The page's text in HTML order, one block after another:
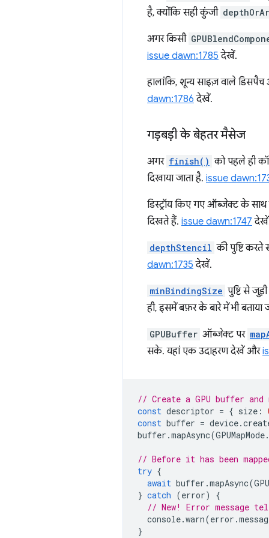
है, क्योंकि सही कुंजी
अगर किसी
issue dawn:1785 देखें.
हालांकि, शून्य साइज़ वाले डिसपैच
dawn:1786 देखें.
गड़बड़ी के बेहतर मैसेज
अगर finish() को पहले ही
दिखाया जाता है. issue
डिस्ट्रॉय किए गए ऑब्जेक्ट के
दिखते हैं. issue dawn:1747
depthStencil की पुष्टि
dawn:1735 देखें.
minBindingSize पुष्टि से
ही, इसमें बफ़र के बारे में भी बताया
GPUBuffer ऑब्जेक्ट पर
सके. यहां एक उदाहरण देखें और
// Create a GPU buffer
const descriptor = { size :
const buffer = device.
buffer .mapAsync(GPUMapMode.
// Before it has been
try {
await buffer .mapAsync(
} catch (error)
{
// New! Error message
console.warn(error .
}